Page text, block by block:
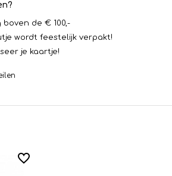
de € 100,-
wordt feestelijk verpakt!
je kaartje!